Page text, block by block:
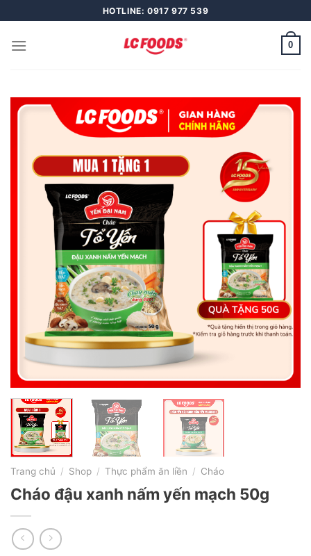
to
content
HOTLINE: 0917 977 539
0
Trang chủ / Shop / Thực phẩm ăn liền / Cháo
Cháo đậu xanh nấm yến mạch 50g